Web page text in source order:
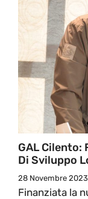
GAL Cilento:
Di Sviluppo
28 Novembre 2023
Finanziata la